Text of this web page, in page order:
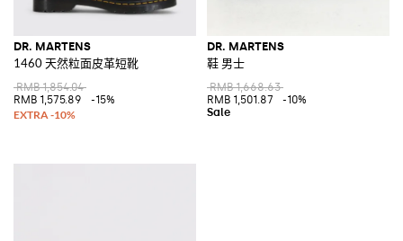
DR. MARTENS
1460 天然粒面皮革短靴
RMB 1,854.04
RMB 1,575.89
-15%
DR. MARTENS
鞋 男士
RMB 1,668.63
RMB 1,501.87
-10%